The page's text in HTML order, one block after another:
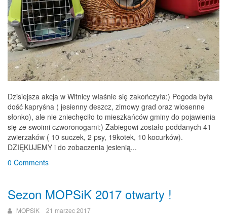
Dzisiejsza akcja w Witnicy właśnie się zakończyła:) Pogoda była
dość kapryśna ( jesienny deszcz, zimowy grad oraz wiosenne
słonko), ale nie zniechęciło to mieszkańców gminy do pojawienia
się ze swoimi czworonogami:) Zabiegowi zostało poddanych 41
zwierzaków ( 10 suczek, 2 psy, 19kotek, 10 kocurków).
DZIĘKUJEMY i do zobaczenia jesienią...
0 Comments
Sezon MOPSiK 2017 otwarty !
MOPSiK 21 marzec 2017